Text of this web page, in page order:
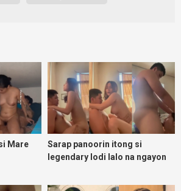
Mare
Sarap panoorin itong si
legendary lodi lalo na ngayon